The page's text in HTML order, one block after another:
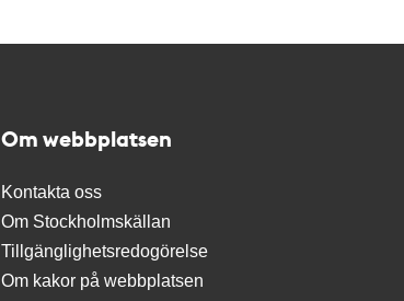
Om webbplatsen
Kontakta oss
Om Stockholmskällan
Tillgänglighetsredogörelse
Om kakor på webbplatsen